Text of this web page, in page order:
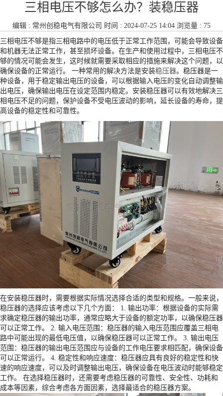
三相电压不够怎么办？装稳压器
编辑 : 常州创稳电气有限公司 时间 : 2024-07-25 14:04 浏览量 : 75
三相电压不够是指三相电路中的电压低于正常工作范围，可能会导致设备
和机器无法正常工作，甚至损坏设备。在生产和使用过程中，三相电压不
够的情况可能会发生，这时候就需要采取相应的措施来解决这个问题，以
确保设备的正常运行。 一种常用的解决方法是安装稳压器。稳压器是一
种设备，用于稳定输出电压的设备，可以根据输入电压的变化自动调整输
出电压，确保输出电压在设定范围内稳定。安装稳压器可以有效地解决三
相电压不足的问题，保护设备不受电压波动的影响，延长设备的寿命，提
高设备的稳定性和可靠性。
在安装稳压器时，需要根据实际情况选择合适的类型和规格。一般来说，
稳压器的选择应该考虑以下几个方面： 1. 输出功率：根据设备的实际需
求确定稳压器的输出功率，通常应略大于设备的额定功率，以确保稳压器
可以正常工作。 2. 输入电压范围：稳压器的输入电压范围应覆盖三相电
路中可能出现的最低电压值，以确保稳压器可以正常工作。 3. 输出电压
范围：稳压器的输出电压范围应与设备的工作电压要求相匹配，确保设备
可以正常运行。 4. 稳定性和响应速度：稳压器应具有良好的稳定性和快
速的响应速度，可以及时调整输出电压，确保设备在电压波动时能够稳定
工作。 在选择稳压器时，还需要考虑稳压器的可靠性、安全性、功耗和
成本等因素，综合考虑各方面因素，选择最适合的稳压器方案。